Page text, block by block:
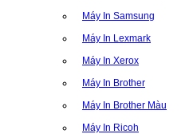
Máy In Samsung
Máy In Lexmark
Máy In Xerox
Máy In Brother
Máy In Brother Màu
Máy In Ricoh